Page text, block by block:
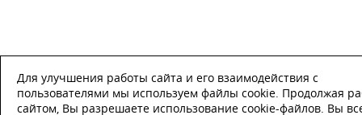
Для улучшения работы сайта и его взаимодействия с
пользователями мы используем файлы cookie. Продолжая
сайтом, Вы разрешаете использование cookie-файлов. Вы